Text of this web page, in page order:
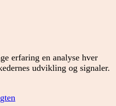
erfaring en analyse hver
udvikling og signaler.